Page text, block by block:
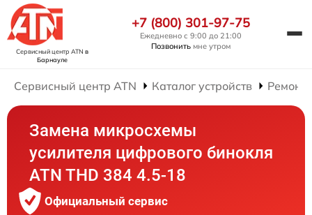
Сервисный центр ATN в
Барнауле
+7 (800) 301-97-75
Ежедневно с 9:00 до 21:00
Позвонить мне утром
Сервисный центр ATN Каталог устройств Ремонт
Замена микросхемы
усилителя цифрового бинокля
ATN THD 384 4.5-18
Официальный сервис